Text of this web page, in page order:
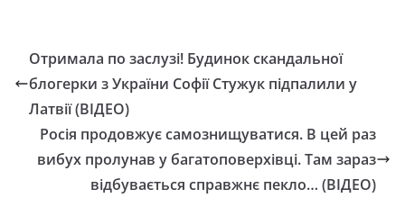
Отримала по заслузі! Будинок скандальної
блогерки з України Софії Стужук підпалили у
Латвії (ВІДЕО)
Росія продовжує самознищуватися. В цей раз
вибух пролунав у багатоповерхівці. Там зараз
відбувається справжнє пекло… (ВІДЕО)